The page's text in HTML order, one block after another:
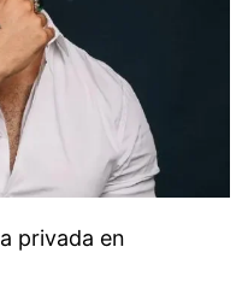
privada en